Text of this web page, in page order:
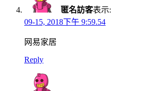
匿名訪客表示:
09-15, 2018下午 9:59.54
网易家居
Reply